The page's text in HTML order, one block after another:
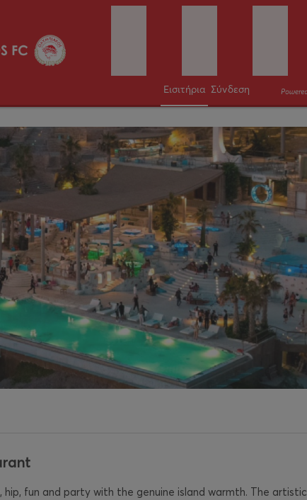
Εισιτήρια Σύνδεση
hip, fun and party with the genuine island warmth. The